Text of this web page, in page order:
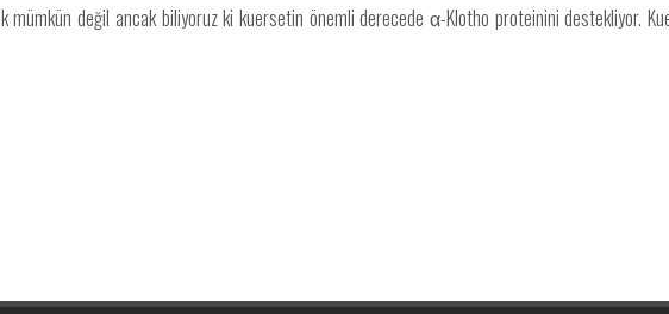
mümkün değil ancak biliyoruz ki kuersetin önemli derecede α-Klotho proteinini destekliyor.